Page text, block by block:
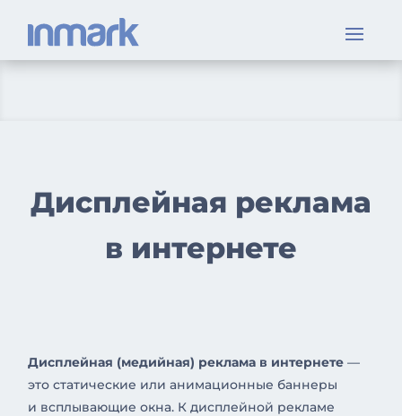
Дисплейная реклама
в интернете
Дисплейная (медийная) реклама в интернете —
это статические или анимационные баннеры
и всплывающие окна. К дисплейной рекламе